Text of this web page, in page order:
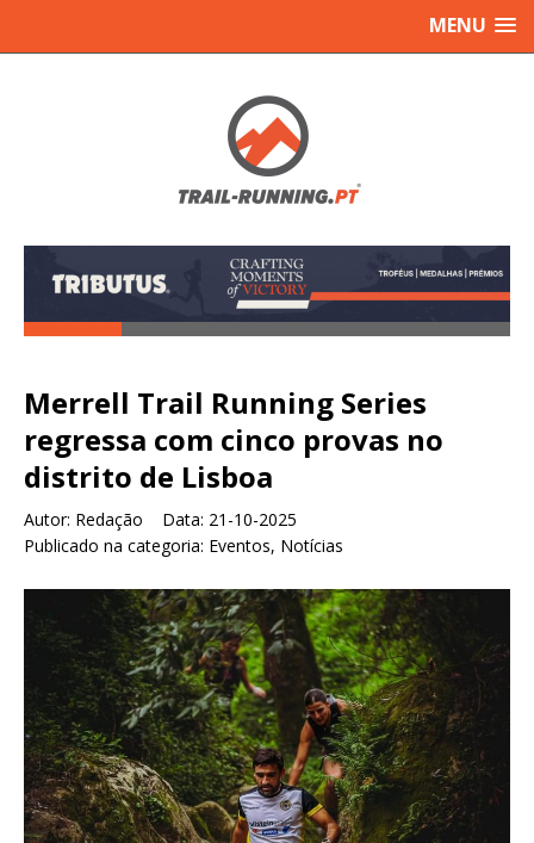
MENU
Merrell Trail Running Series
regressa com cinco provas no
distrito de Lisboa
Autor: Redação Data: 21-10-2025
Publicado na categoria: Eventos, Notícias